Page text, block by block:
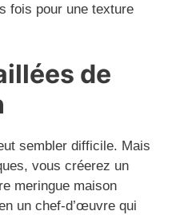
fois pour une texture
de
sembler difficile. Mais
vous créerez un
meringue maison
un chef-d’œuvre qui